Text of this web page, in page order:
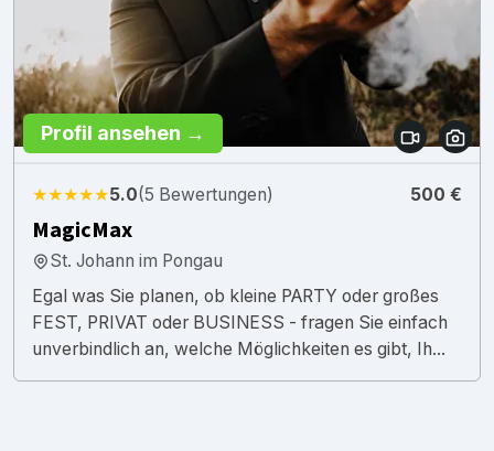
Profil ansehen →
★★★★★5.0(5 Bewertungen) 500 €
MagicMax
St. Johann im Pongau
Egal was Sie planen, ob kleine PARTY oder großes
FEST, PRIVAT oder BUSINESS - fragen Sie einfach
unverbindlich an, welche Möglichkeiten es gibt, Ih...